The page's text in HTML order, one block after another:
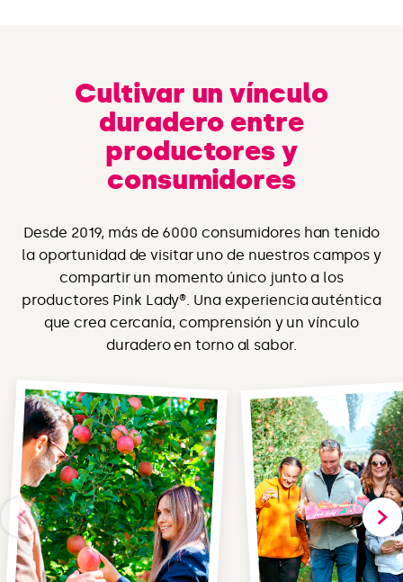
Cultivar un vínculo
duradero entre
productores y
consumidores
Desde 2019, más de 6000 consumidores han tenido
la oportunidad de visitar uno de nuestros campos y
compartir un momento único junto a los
productores Pink Lady®. Una experiencia auténtica
que crea cercanía, comprensión y un vínculo
duradero en torno al sabor.